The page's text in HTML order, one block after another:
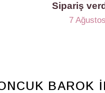
Sipariş
7 Ağustos
BAROK